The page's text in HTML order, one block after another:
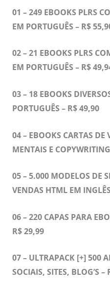
01 – 249 EBOOKS PLRS
EM PORTUGUÊS – R$
02 – 21 EBOOKS PLRS
EM PORTUGUÊS – R$
03 – 18 EBOOKS
PORTUGUÊS – R$ 49,90
04 – EBOOKS CARTAS DE
MENTAIS E
05 – 5.000 MODELOS DE
VENDAS HTML EM
06 – 220 CAPAS PARA
R$ 29,99
07 – ULTRAPACK [+] 500
SOCIAIS, SITES, BLOG’S –